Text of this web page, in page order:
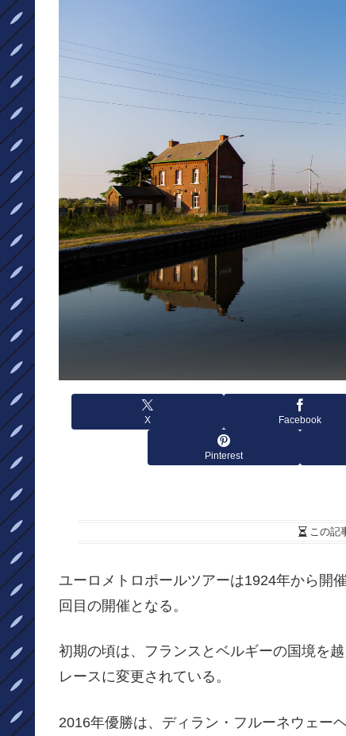
X Facebook
Pinterest
この記
ユーロメトロポールツアーは1924年から開
回目の開催となる。
初期の頃は、フランスとベルギーの国境を
レースに変更されている。
2016年優勝は、ディラン・フルーネウェー